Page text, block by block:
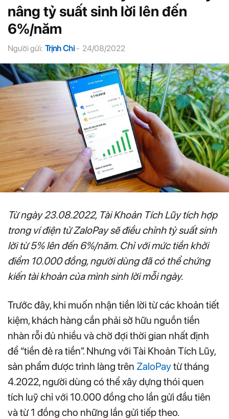
nâng tỷ suất sinh lời lên đến
6%/năm
Người gửi: Trịnh Chi - 24/08/2022
Từ ngày 23.08.2022, Tài Khoản Tích Lũy tích hợp
trong ví điện tử ZaloPay sẽ điều chỉnh tỷ suất sinh
lời từ 5% lên đến 6%/năm. Chỉ với mức tiền khởi
điểm 10.000 đồng, người dùng đã có thể chứng
kiến tài khoản của mình sinh lời mỗi ngày.
Trước đây, khi muốn nhận tiền lời từ các khoản tiết
kiệm, khách hàng cần phải sở hữu nguồn tiền
nhàn rỗi đủ nhiều và chờ đợi thời gian nhất định
để “tiền đẻ ra tiền”. Nhưng với Tài Khoản Tích Lũy,
sản phẩm được trình làng trên ZaloPaytừ tháng
4.2022, người dùng có thể xây dựng thói quen
tích luỹ chỉ với 10.000 đồng cho lần gửi đầu tiên
và từ 1 đồng cho những lần gửi tiếp theo.